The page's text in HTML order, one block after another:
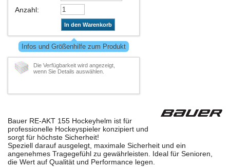
Anzahl:
In den Warenkorb
Infos und Größenhilfe zum Produkt
Die Verfügbarkeit wird angezeigt,
wenn Sie Details auswählen.
Bauer RE-AKT 155 Hockeyhelm ist für
professionelle Hockeyspieler konzipiert und
sorgt für höchste Sicherheit!
Speziell darauf ausgelegt, maximale Sicherheit und ein
angenehmes Tragegefühl zu gewährleisten. Ideal für Senioren,
die Wert auf Qualität und Performance legen.